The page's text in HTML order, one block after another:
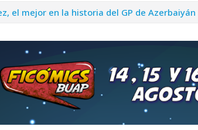
el mejor en la historia del GP de Azerbaiyán